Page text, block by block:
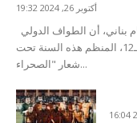
أكتوبر 26, 2024 19:32
للدراجات النارية المسيرة الخضراء في دورته الـ12، المنظم هذه السنة تحت
شعار "الصحراء...